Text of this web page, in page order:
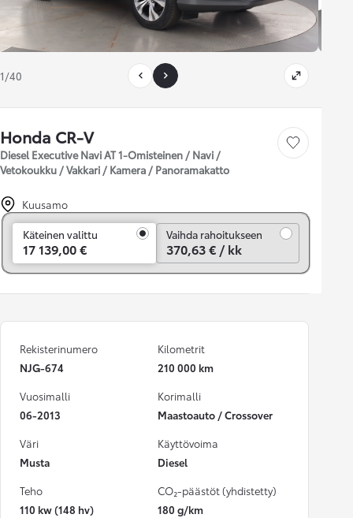
1/40
Honda CR-V
Diesel Executive Navi AT 1-Omisteinen / Navi /
Vetokoukku / Vakkari / Kamera / Panoramakatto
Tallenna auto
Kuusamo
Käteinen valittu
17 139,00 €
Vaihda rahoitukseen
370,63 € / kk
Rekisterinumero
NJG-674
Kilometrit
210 000 km
Vuosimalli
06-2013
Korimalli
Maastoauto / Crossover
Väri
Musta
Käyttövoima
Diesel
Teho
110 kw (148 hv)
CO₂-päästöt (yhdistetty)
180 g/km